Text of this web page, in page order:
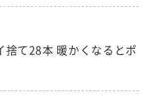
て28本 暖かくなるとポ